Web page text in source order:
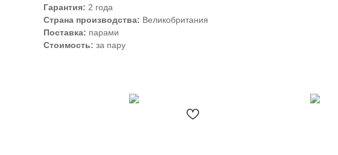
Гарантия: 2 года
Страна производства: Великобритания
Поставка: парами
Стоимость: за пару